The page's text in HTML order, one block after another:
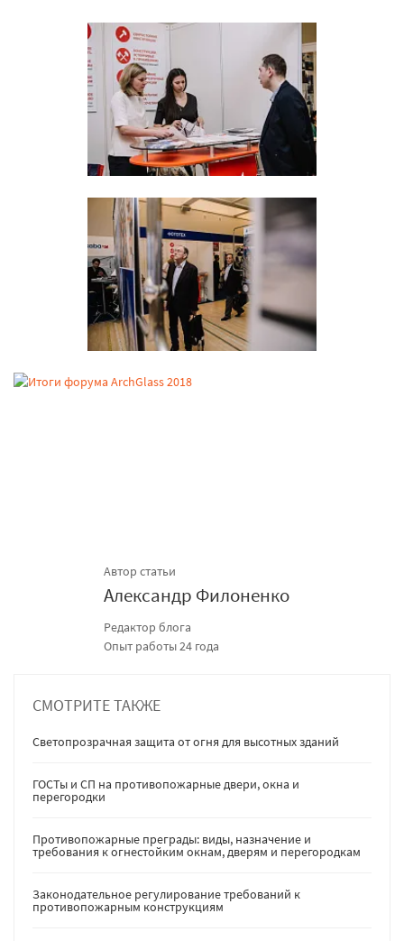
Автор статьи
Александр Филоненко
Редактор блога
Опыт работы 24 года
СМОТРИТЕ ТАКЖЕ
Светопрозрачная защита от огня для высотных зданий
ГОСТы и СП на противопожарные двери, окна и
перегородки
Противопожарные преграды: виды, назначение и
требования к огнестойким окнам, дверям и перегородкам
Законодательное регулирование требований к
противопожарным конструкциям